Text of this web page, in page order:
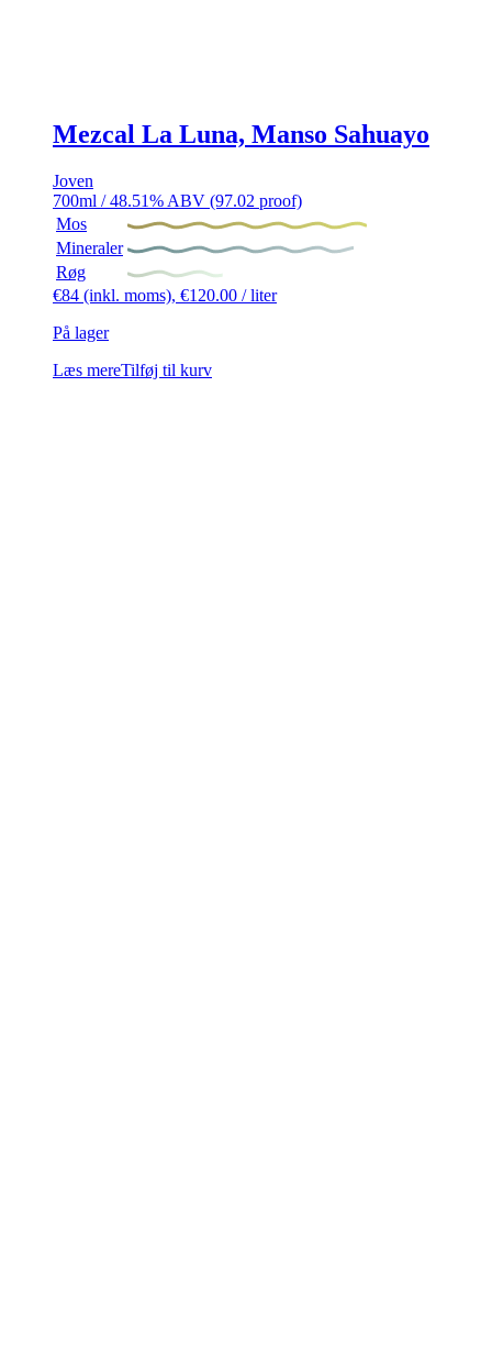
Mezcal La Luna, Manso Sahuayo
Joven
700ml / 48.51% ABV (97.02 proof)
Mos
Mineraler
Røg
€84 (inkl. moms), €120.00 / liter
På lager
Læs mereTilføj til kurv